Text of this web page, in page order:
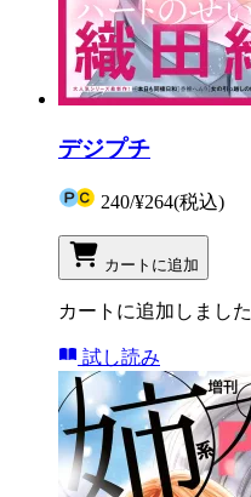
デジプチ
240/¥264(税込)
カートに追加
カートに追加しました
試し読み